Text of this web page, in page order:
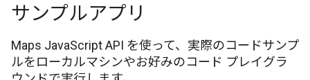
サンプルアプリ
Maps JavaScript API を使って、実際のコードサンプ
ルをローカルマシンやお好みのコード プレイグラ